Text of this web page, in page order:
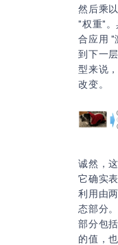
然后乘
"权重"。
合应用 "
到下一
型来说
改变。
诚然，
它确实
利用由
态部分
部分包
的值，